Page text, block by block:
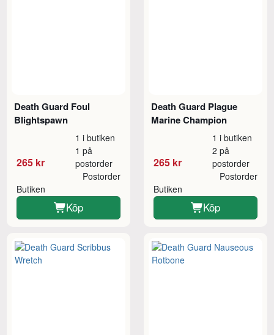
Death Guard Foul
Blightspawn
265 kr
1 i butiken
1 på
postorder
Butiken
Postorder
Köp
Death Guard Plague
Marine Champion
265 kr
1 i butiken
2 på
postorder
Butiken
Postorder
Köp